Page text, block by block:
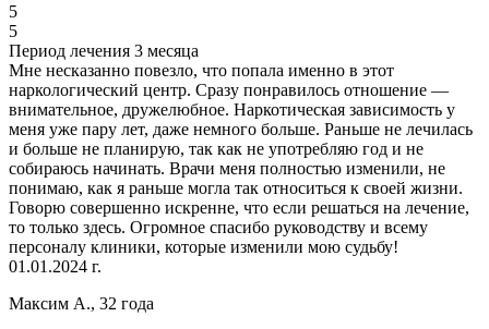
5
5
Период лечения 3 месяца
Мне несказанно повезло, что попала именно в этот
наркологический центр. Сразу понравилось отношение —
внимательное, дружелюбное. Наркотическая зависимость у
меня уже пару лет, даже немного больше. Раньше не лечилась
и больше не планирую, так как не употребляю год и не
собираюсь начинать. Врачи меня полностью изменили, не
понимаю, как я раньше могла так относиться к своей жизни.
Говорю совершенно искренне, что если решаться на лечение,
то только здесь. Огромное спасибо руководству и всему
персоналу клиники, которые изменили мою судьбу!
01.01.2024 г.
Максим А., 32 года